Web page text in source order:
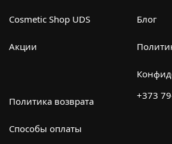
Cosmetic Shop UDS
Акции
Блог
Политика возврата
Способы оплаты
+373